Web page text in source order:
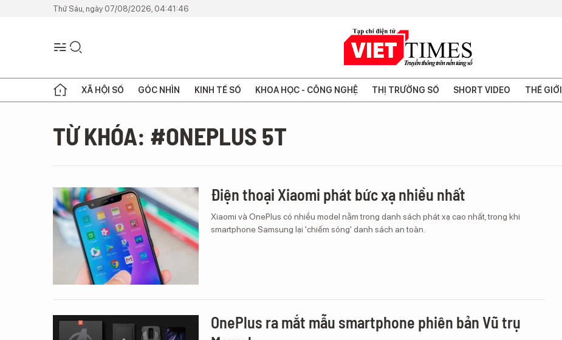
Thứ Sáu, ngày 07/08/2026, 04:41:46
XÃ HỘI SỐ GÓC NHÌN KINH TẾ SỐ KHOA HỌC - CÔNG NGHỆ THỊ TRƯỜNG SỐ SHORT VIDEO THẾ GIỚI
TỪ KHÓA: #ONEPLUS 5T
Điện thoại Xiaomi phát bức xạ nhiều nhất
Xiaomi và OnePlus có nhiều model nằm trong danh sách phát xạ cao nhất, trong khi
smartphone Samsung lại 'chiếm sóng' danh sách an toàn.
OnePlus ra mắt mẫu smartphone phiên bản Vũ trụ